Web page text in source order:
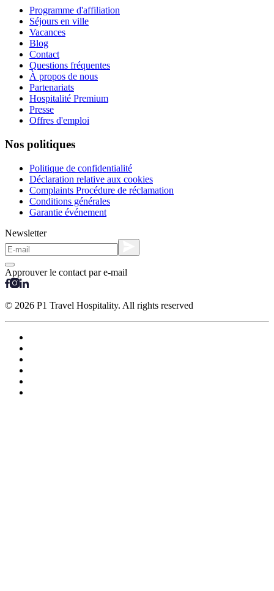
Programme d'affiliation
Séjours en ville
Vacances
Blog
Contact
Questions fréquentes
À propos de nous
Partenariats
Hospitalité Premium
Presse
Offres d'emploi
Nos politiques
Politique de confidentialité
Déclaration relative aux cookies
Complaints Procédure de réclamation
Conditions générales
Garantie événement
Newsletter
Approuver le contact par e-mail
© 2026 P1 Travel Hospitality. All rights reserved